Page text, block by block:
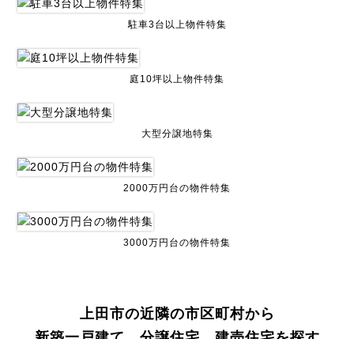
駐車3台以上物件特集
庭10坪以上物件特集
大型分譲地特集
2000万円台の物件特集
3000万円台の物件特集
上田市の近隣の市区町村から